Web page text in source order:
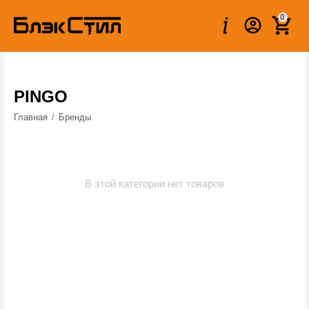
0
PINGO
Главная / Бренды
В этой категории нет товаров